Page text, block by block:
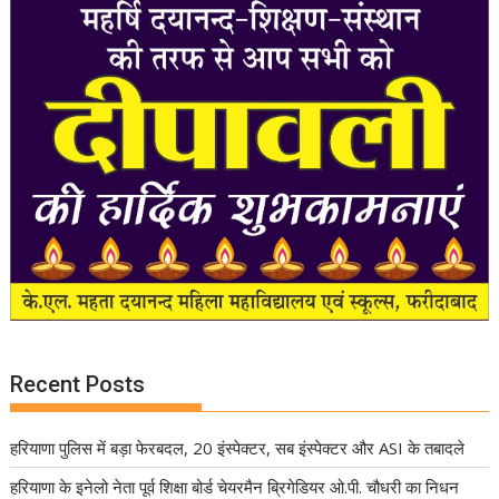
Recent Posts
हरियाणा पुलिस में बड़ा फेरबदल, 20 इंस्पेक्टर, सब इंस्पेक्टर और ASI के तबादले
हरियाणा के इनेलो नेता पूर्व शिक्षा बोर्ड चेयरमैन ब्रिगेडियर ओ.पी. चौधरी का निधन